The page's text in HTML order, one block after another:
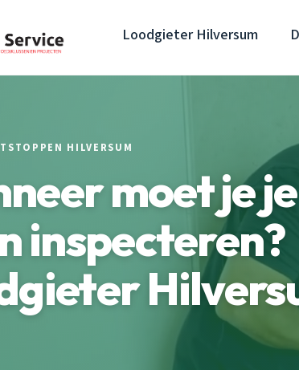
Loodgieter Hilversum
HILVERSUM
moet je
inspecteren?